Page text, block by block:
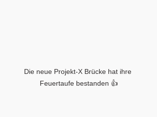
Die neue Projekt-X Brücke hat ihre
Feuertaufe bestanden 👍